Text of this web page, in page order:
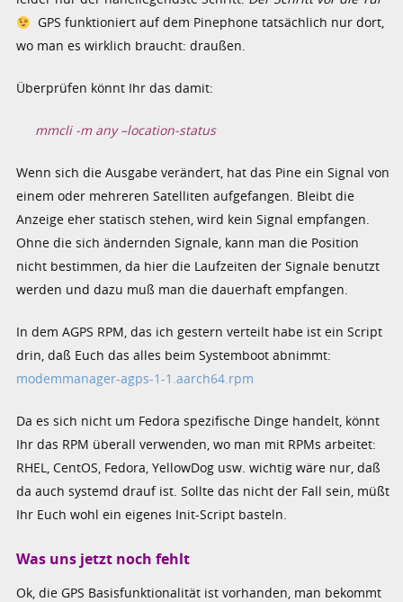
GPS funktioniert auf dem Pinephone tatsächlich nur dort,
wo man es wirklich braucht: draußen.
Überprüfen könnt Ihr das damit:
mmcli -m any –location-status
Wenn sich die Ausgabe verändert, hat das Pine ein Signal von
einem oder mehreren Satelliten aufgefangen. Bleibt die
Anzeige eher statisch stehen, wird kein Signal empfangen.
Ohne die sich ändernden Signale, kann man die Position
nicht bestimmen, da hier die Laufzeiten der Signale benutzt
werden und dazu muß man die dauerhaft empfangen.
In dem AGPS RPM, das ich gestern verteilt habe ist ein Script
drin, daß Euch das alles beim Systemboot abnimmt:
modemmanager-agps-1-1.aarch64.rpm
Da es sich nicht um Fedora spezifische Dinge handelt, könnt
Ihr das RPM überall verwenden, wo man mit RPMs arbeitet:
RHEL, CentOS, Fedora, YellowDog usw. wichtig wäre nur, daß
da auch systemd drauf ist. Sollte das nicht der Fall sein, müßt
Ihr Euch wohl ein eigenes Init-Script basteln.
Was uns jetzt noch fehlt
Ok, die GPS Basisfunktionalität ist vorhanden, man bekommt